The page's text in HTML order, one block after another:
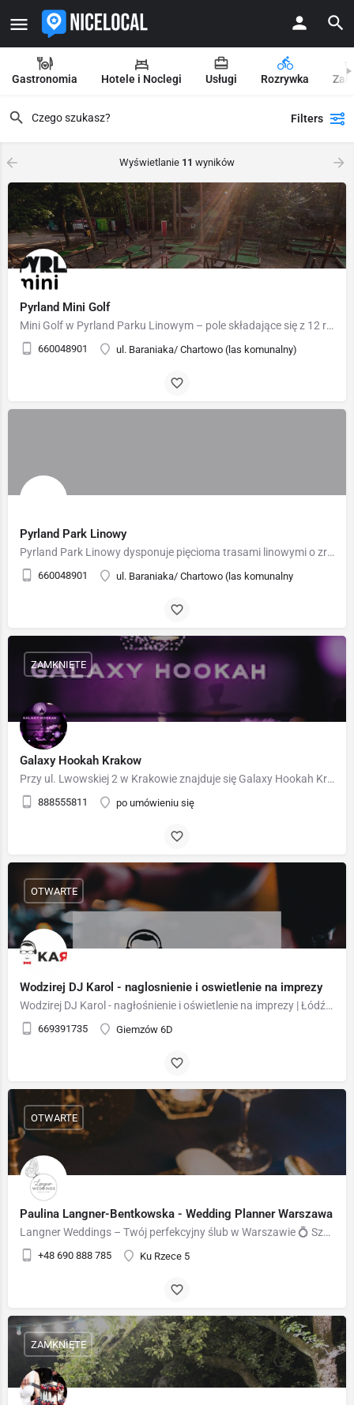
Gastronomia Hotele i Noclegi Usługi Rozrywka
Filters
Wyświetlanie 11 wyników
Pyrland Mini Golf
Mini Golf w Pyrland Parku Linowym – pole składające się z 12 różnorodnych dołków. Każdy z dołków oferuje…
660048901 ul. Baraniaka/ Chartowo (las komunalny)
Pyrland Park Linowy
Pyrland Park Linowy dysponuje pięcioma trasami linowymi o zróżnicowanym stopniu trudności. Atrakcje linowe są…
660048901 ul. Baraniaka/ Chartowo (las komunalny
Galaxy Hookah Krakow
Przy ul. Lwowskiej 2 w Krakowie znajduje się Galaxy Hookah Kraków - serdecznie zapraszamy!
888555811 po umówieniu się
ZAMKNIĘTE
Wodzirej DJ Karol - naglosnienie i oswietlenie na imprezy
Wodzirej DJ Karol - nagłośnienie i oświetlenie na imprezy | Łódź, dj na wesele i wodzirej.
669391735 Giemzów 6D
OTWARTE
Paulina Langner-Bentkowska - Wedding Planner Warszawa
Langner Weddings – Twój perfekcyjny ślub w Warszawie 💍 Szukasz profesjonalnej organizatorki wesel w…
+48 690 888 785 Ku Rzece 5
OTWARTE
ZAMKNIĘTE